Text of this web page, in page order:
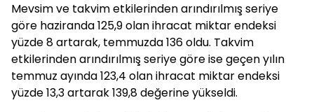
Mevsim ve takvim etkilerinden arındırılmış seriye
göre haziranda 125,9 olan ihracat miktar endeksi
yüzde 8 artarak, temmuzda 136 oldu. Takvim
etkilerinden arındırılmış seriye göre ise geçen yılın
temmuz ayında 123,4 olan ihracat miktar endeksi
yüzde 13,3 artarak 139,8 değerine yükseldi.